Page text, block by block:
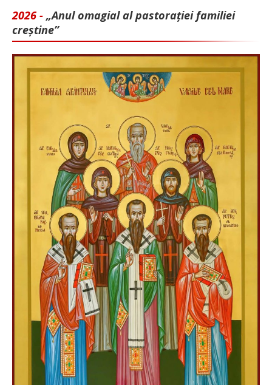
2026 - „Anul omagial al pastorației familiei
creștine”